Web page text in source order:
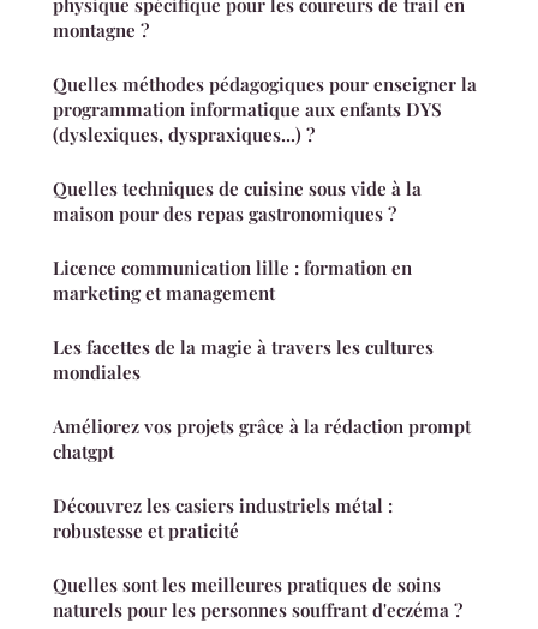
montagne ?
Quelles méthodes pédagogiques pour enseigner la
programmation informatique aux enfants DYS
(dyslexiques, dyspraxiques...) ?
Quelles techniques de cuisine sous vide à la
maison pour des repas gastronomiques ?
Licence communication lille : formation en
marketing et management
Les facettes de la magie à travers les cultures
mondiales
Améliorez vos projets grâce à la rédaction prompt
chatgpt
Découvrez les casiers industriels métal :
robustesse et praticité
Quelles sont les meilleures pratiques de soins
naturels pour les personnes souffrant d'eczéma ?